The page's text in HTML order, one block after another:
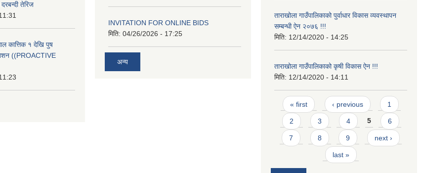
दरबन्दी तेरिज
कात्तिक १ देखि पुष
((PROACTIVE
INVITATION FOR ONLINE BIDS
मिति: 04/26/2026 - 17:25
अन्य
ताराखोला गाउँपालिकाको पुर्वाधार विकास व्यवस्थापन
सम्बन्धी ऐन २०७६ !!!
मिति: 12/14/2020 - 14:25
ताराखोला गाउँपालिकाको कृषी विकास ऐन !!!
मिति: 12/14/2020 - 14:11
Pages
« first ‹ previous 1
2 3 4 5 6
7 8 9 next ›
last »